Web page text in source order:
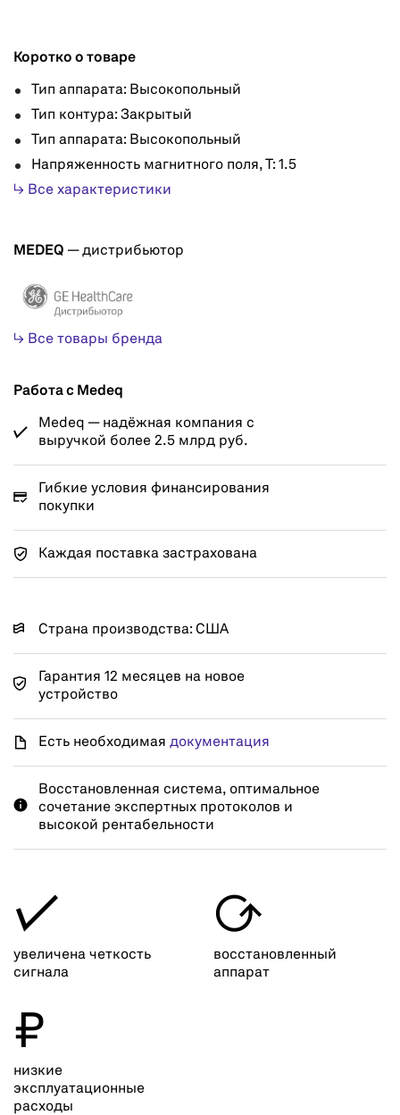
Коротко о товаре
Тип аппарата: Высокопольный
Тип контура: Закрытый
Тип аппарата: Высокопольный
Напряженность магнитного поля, Т: 1.5
↳ Все характеристики
MEDEQ — дистрибьютор
↳ Все товары бренда
Работа с Medeq
Medeq — надёжная компания с
выручкой более 2.5 млрд руб.
Гибкие условия финансирования
покупки
Каждая поставка застрахована
Страна производства: США
Гарантия 12 месяцев на новое
устройство
Есть необходимая документация
Восстановленная система, оптимальное
сочетание экспертных протоколов и
высокой рентабельности
✓
увеличена четкость
сигнала

восстановленный
аппарат
₽
низкие
эксплуатационные
расходы